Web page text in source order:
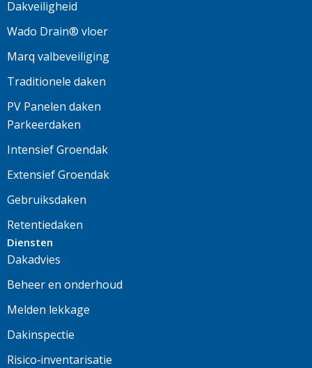
Dakveiligheid
Wado Drain® vloer
Marq valbeveiliging
Traditionele daken
PV Panelen daken
Parkeerdaken
Intensief Groendak
Extensief Groendak
Gebruiksdaken
Retentiedaken
Diensten
Dakadvies
Beheer en onderhoud
Melden lekkage
Dakinspectie
Risico‑inventarisatie